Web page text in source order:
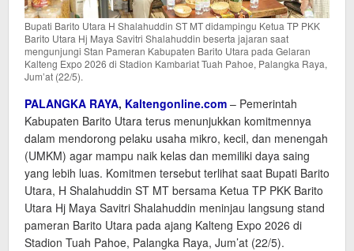
Bupati Barito Utara H Shalahuddin ST MT didampingu Ketua TP PKK
Barito Utara Hj Maya Savitri Shalahuddin beserta jajaran saat
mengunjungi Stan Pameran Kabupaten Barito Utara pada Gelaran
Kalteng Expo 2026 di Stadion Kambariat Tuah Pahoe, Palangka Raya,
Jum’at (22/5).
PALANGKA RAYA, Kaltengonline.com – Pemerintah
Kabupaten Barito Utara terus menunjukkan komitmennya
dalam mendorong pelaku usaha mikro, kecil, dan menengah
(UMKM) agar mampu naik kelas dan memiliki daya saing
yang lebih luas. Komitmen tersebut terlihat saat Bupati Barito
Utara, H Shalahuddin ST MT bersama Ketua TP PKK Barito
Utara Hj Maya Savitri Shalahuddin meninjau langsung stand
pameran Barito Utara pada ajang Kalteng Expo 2026 di
Stadion Tuah Pahoe, Palangka Raya, Jum’at (22/5).